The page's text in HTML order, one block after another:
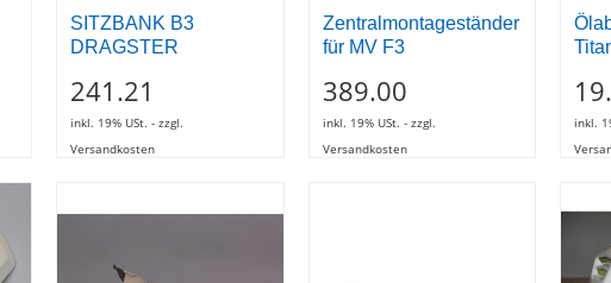
SITZBANK B3
DRAGSTER
241.21
inkl. 19% USt. - zzgl.
Versandkosten
Zentralmontageständer
für MV F3
389.00
inkl. 19% USt. - zzgl.
Versandkosten
inkl.